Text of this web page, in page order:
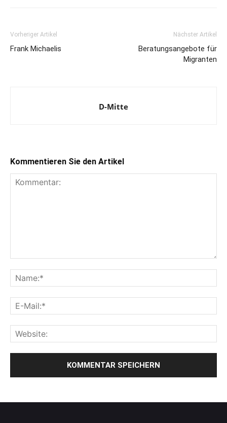
Vorheriger Artikel
Frank Michaelis
Nächster Artikel
Beratungsangebote für
Migranten
D-Mitte
Kommentieren Sie den Artikel